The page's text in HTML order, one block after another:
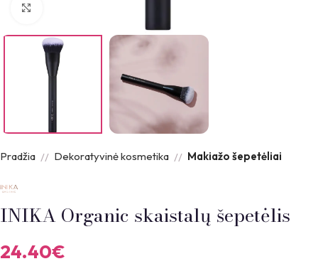
Pradžia Dekoratyvinė kosmetika Makiažo šepetėliai
INIKA Organic skaistalų šepetėlis
24.40€